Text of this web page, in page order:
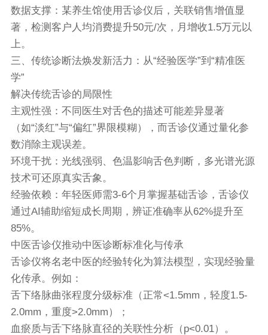
数据支撑：某养生馆使用舌诊仪后，关联销售增值显
著，检测客户人均消费提升50元/次，月增收1.5万元以
上。
三、传统诊断法焕发新活力：从“经验医学”到“精准医
学”
解决传统舌诊的局限性
主观性强：不同医生对舌色的描述可能差异显著
（如“淡红”与“偏红”界限模糊），而舌诊仪通过量化参
数消除主观误差。
环境干扰：光线强弱、色温影响舌色判断，多光谱光源
技术可还原真实舌象。
经验依赖：年轻医师需3-6个月掌握基础舌诊，舌诊仪
通过AI辅助缩短成长周期，辨证准确率从62%提升至
85%。
中医舌诊仪推动中医诊断标准化与传承
舌诊仪将名老中医的经验转化为算法模型，实现经验量
化传承。例如：
舌下络脉曲张程度分级标准（正常<1.5mm，轻度1.5-
2.0mm，重度>2.0mm）；
血瘀质与舌下络脉直径的关联性分析（p<0.01）。